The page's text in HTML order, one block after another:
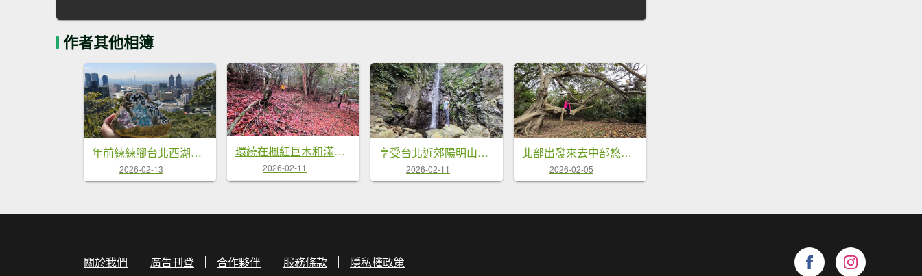
作者其他相簿
年前練練腳台北西湖近郊13連峰O型
2026-02-13
環繞在楓紅巨木和滿山翠綠的鞍馬山及大雪山小神木森林步道的悠哉山行記
2026-02-11
享受台北近郊陽明山小秘境楓林瀑布的清新芬多精
2026-02-11
北部出發來去中部悠哉走個鐵砧山
2026-02-05
關於我們 廣告刊登 合作夥伴 服務條款 隱私權政策